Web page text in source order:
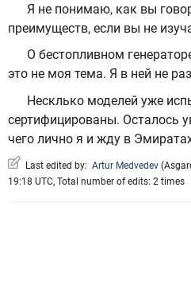
Я не понимаю, как вы
преимуществ, если вы не
О бестопливном
это не моя тема. Я в ней не
Несклько моделей уже
сертифицированы. Осталось
чего лично я и жду в
Last edited by: Artur Medvedev (
19:18 UTC, Total number of edits: 2 times